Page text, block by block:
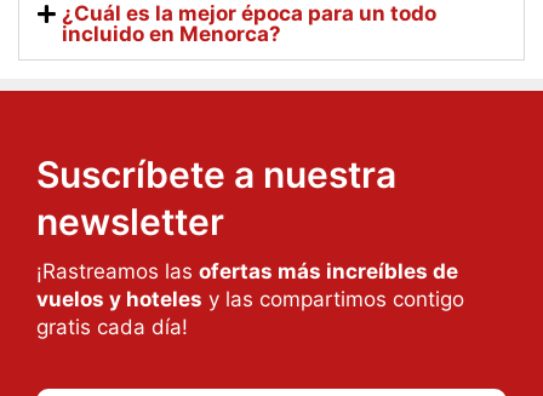
¿Cuál es la mejor época para un todo
incluido en Menorca?
Suscríbete a nuestra
newsletter
¡Rastreamos las ofertas más increíbles de
vuelos y hoteles y las compartimos contigo
gratis cada día!